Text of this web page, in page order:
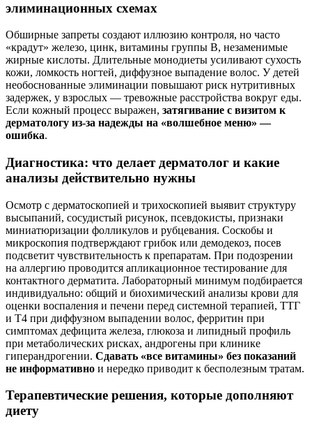
элиминационных схемах
Обширные запреты создают иллюзию контроля, но часто
«крадут» железо, цинк, витамины группы B, незаменимые
жирные кислоты. Длительные монодиеты усиливают сухость
кожи, ломкость ногтей, диффузное выпадение волос. У детей
необоснованные элиминации повышают риск нутритивных
задержек, у взрослых — тревожные расстройства вокруг еды.
Если кожный процесс выражен, затягивание с визитом к
дерматологу из‑за надежды на «волшебное меню» —
ошибка.
Диагностика: что делает дерматолог и какие
анализы действительно нужны
Осмотр с дерматоскопией и трихоскопией выявит структуру
высыпаний, сосудистый рисунок, псевдокисты, признаки
миниатюризации фолликулов и рубцевания. Соскобы и
микроскопия подтверждают грибок или демодекоз, посев
подсветит чувствительность к препаратам. При подозрении
на аллергию проводится апликационное тестирование для
контактного дерматита. Лабораторный минимум подбирается
индивидуально: общий и биохимический анализы крови для
оценки воспаления и печени перед системной терапией, ТТГ
и Т4 при диффузном выпадении волос, ферритин при
симптомах дефицита железа, глюкоза и липидный профиль
при метаболических рисках, андрогены при клинике
гиперандрогении. Сдавать «все витамины» без показаний
не информативно и нередко приводит к бесполезным тратам.
Терапевтические решения, которые дополняют
диету